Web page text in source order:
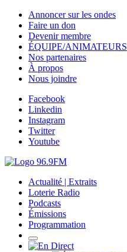
Annoncer sur les ondes
Faire un don
Devenir membre
ÉQUIPE/ANIMATEURS
Nos partenaires
À propos
Nous joindre
Facebook
Linkedin
Instagram
Twitter
Youtube
Actualité | Extraits
Loterie Radio
Podcasts
Émissions
Programmation